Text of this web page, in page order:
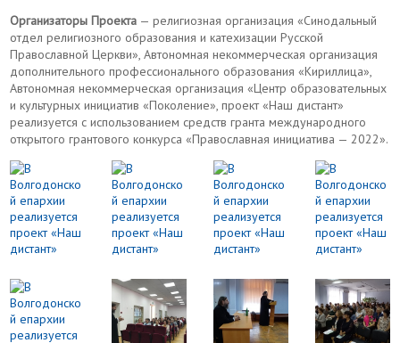
Организаторы Проекта — религиозная организация «Синодальный
отдел религиозного образования и катехизации Русской
Православной Церкви», Автономная некоммерческая организация
дополнительного профессионального образования «Кириллица»,
Автономная некоммерческая организация «Центр образовательных
и культурных инициатив «Поколение», проект «Наш дистант»
реализуется с использованием средств гранта международного
открытого грантового конкурса «Православная инициатива — 2022».